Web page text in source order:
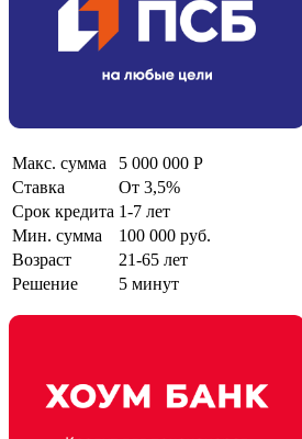
Макс. сумма
5 000 000 Р
Ставка
От 3,5%
Срок кредита 1-7 лет
Мин. сумма
100 000 руб.
Возраст
21-65 лет
Решение
5 минут